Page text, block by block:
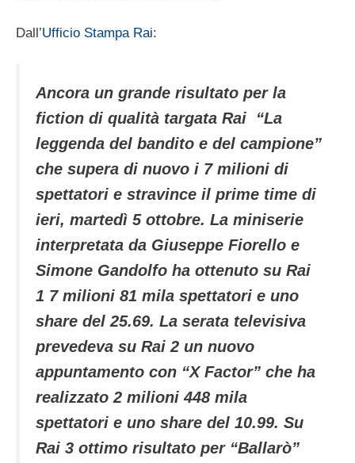
Dall’Ufficio Stampa Rai:
Ancora un grande risultato per la
fiction di qualità targata Rai “La
leggenda del bandito e del campione”
che supera di nuovo i 7 milioni di
spettatori e stravince il prime time di
ieri, martedì 5 ottobre. La miniserie
interpretata da Giuseppe Fiorello e
Simone Gandolfo ha ottenuto su Rai
1 7 milioni 81 mila spettatori e uno
share del 25.69. La serata televisiva
prevedeva su Rai 2 un nuovo
appuntamento con “X Factor” che ha
realizzato 2 milioni 448 mila
spettatori e uno share del 10.99. Su
Rai 3 ottimo risultato per “Ballarò”